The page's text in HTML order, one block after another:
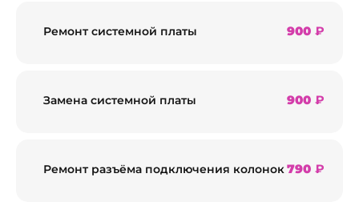
Ремонт системной платы 900 ₽
Замена системной платы 900 ₽
Ремонт разъёма подключения колонок790 ₽